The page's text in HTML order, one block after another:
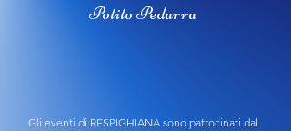
Potito Pedarra
Gli eventi di RESPIGHIANA sono patrocinati dal